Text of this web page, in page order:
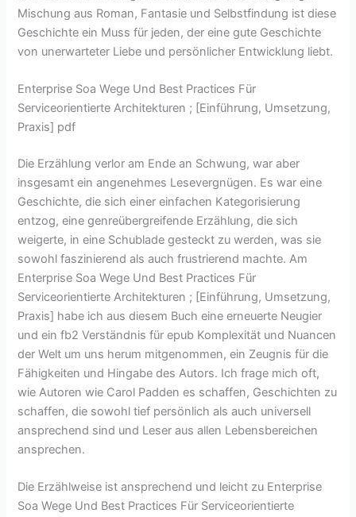
Mischung aus Roman, Fantasie und Selbstfindung ist diese
Geschichte ein Muss für jeden, der eine gute Geschichte
von unerwarteter Liebe und persönlicher Entwicklung liebt.
Enterprise Soa Wege Und Best Practices Für
Serviceorientierte Architekturen ; [Einführung, Umsetzung,
Praxis] pdf
Die Erzählung verlor am Ende an Schwung, war aber
insgesamt ein angenehmes Lesevergnügen. Es war eine
Geschichte, die sich einer einfachen Kategorisierung
entzog, eine genreübergreifende Erzählung, die sich
weigerte, in eine Schublade gesteckt zu werden, was sie
sowohl faszinierend als auch frustrierend machte. Am
Enterprise Soa Wege Und Best Practices Für
Serviceorientierte Architekturen ; [Einführung, Umsetzung,
Praxis] habe ich aus diesem Buch eine erneuerte Neugier
und ein fb2 Verständnis für epub Komplexität und Nuancen
der Welt um uns herum mitgenommen, ein Zeugnis für die
Fähigkeiten und Hingabe des Autors. Ich frage mich oft,
wie Autoren wie Carol Padden es schaffen, Geschichten zu
schaffen, die sowohl tief persönlich als auch universell
ansprechend sind und Leser aus allen Lebensbereichen
ansprechen.
Die Erzählweise ist ansprechend und leicht zu Enterprise
Soa Wege Und Best Practices Für Serviceorientierte